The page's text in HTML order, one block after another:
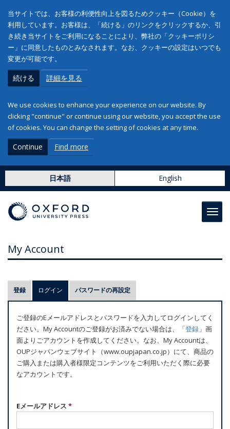
当サイトでは、お客様の利便性向上を図るためクッキー（Cookie）を
利用しています。お客様は、「続ける」のリンクをクリックするか、引
き続き当サイトをご利用になることにより、弊社の「クッキーポリシ
ー」に同意したものとみなされます。なお、クッキーの設定はいつでも
変更が可能です。
続ける 詳細を見る
We use cookies to enhance your experience on our website. By
clicking "continue" or continue using our website, you accept the use
of cookies. You can change the setting of cookies at any time.
Continue Find more
日本語 English
My Account
プ
ラ
マ
リ
ー
タ
ブ
登録 ログイン (アクティブなタブ)
パスワードの再設定
ご登録のEメールアドレスとパスワードを入力してログインしてく
ださい。My Accountのご登録がお済みでない場合は、「登録 」画
面よりごアカウントを作成してください。なお、My Accountは、
OUPジャパンウェブサイト（www.oupjapan.co.jp）にて、商品の
ご購入または購入者様限定コンテンツをご利用いただく際に必要
なアカウントです。
Eメールアドレス *